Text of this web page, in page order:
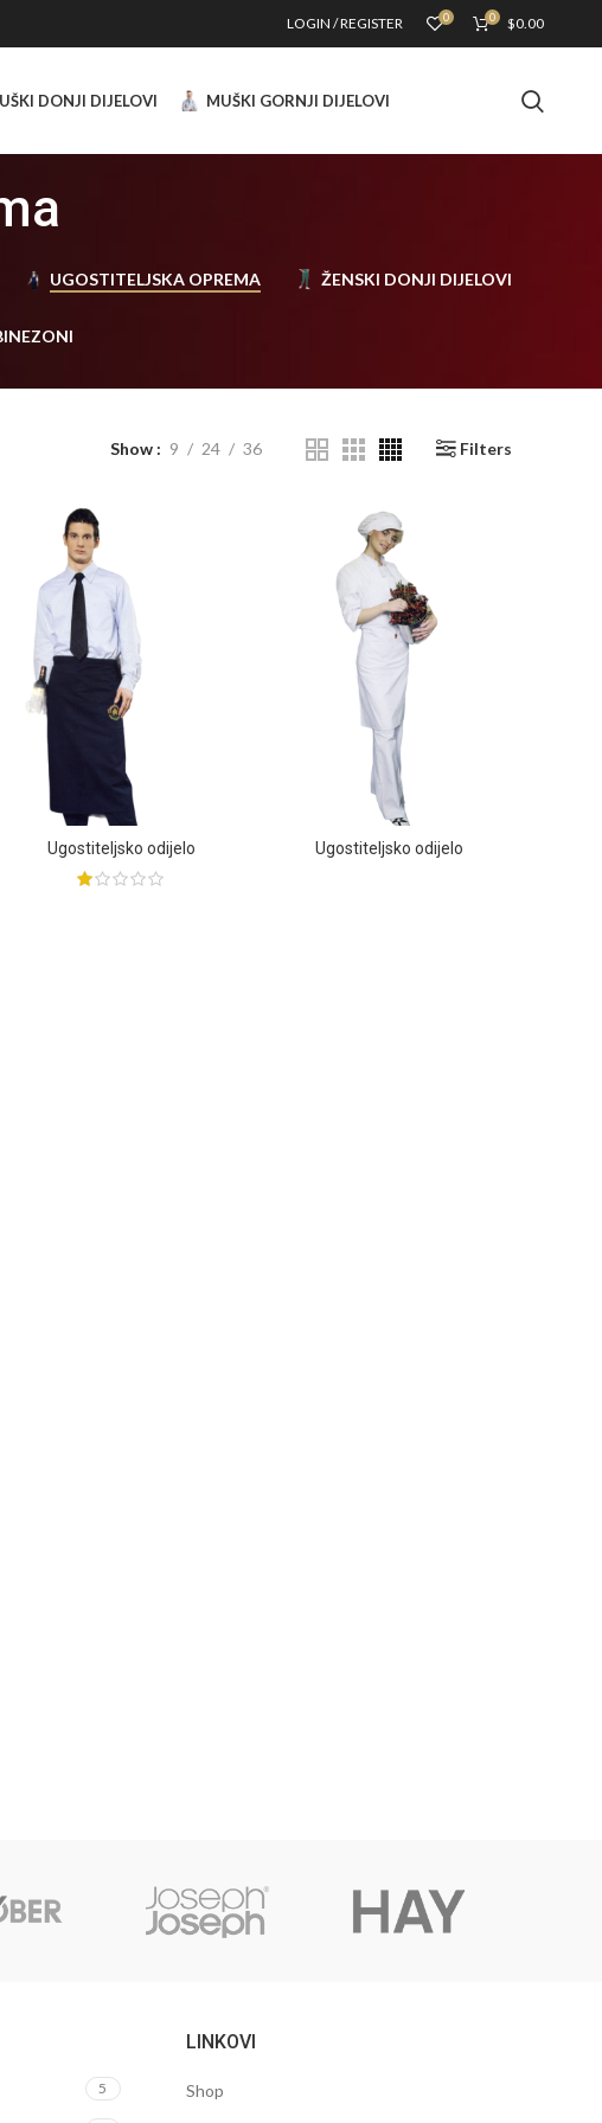
LOGIN / REGISTER 0 0 $0.00
DONJI DIJELOVI MUŠKI GORNJI DIJELOVI
UGOSTITELJSKA OPREMA ŽENSKI DONJI DIJELOVI
Show 9 24 36 Filters
Ugostiteljsko odijelo Ugostiteljsko odijelo
5
LINKOVI
Shop